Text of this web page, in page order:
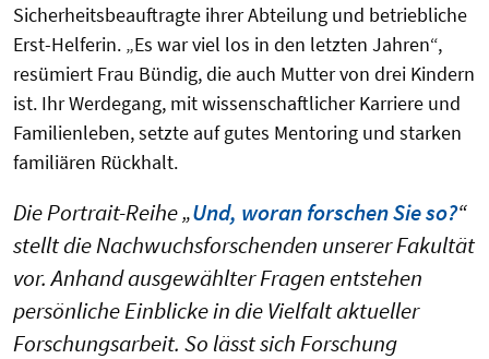
Sicherheitsbeauftragte ihrer Abteilung und betriebliche
Erst-Helferin. „Es war viel los in den letzten Jahren“,
resümiert Frau Bündig, die auch Mutter von drei Kindern
ist. Ihr Werdegang, mit wissenschaftlicher Karriere und
Familienleben, setzte auf gutes Mentoring und starken
familiären Rückhalt.
Die Portrait-Reihe „Und, woran forschen Sie so?“
stellt die Nachwuchsforschenden unserer Fakultät
vor. Anhand ausgewählter Fragen entstehen
persönliche Einblicke in die Vielfalt aktueller
Forschungsarbeit. So lässt sich Forschung